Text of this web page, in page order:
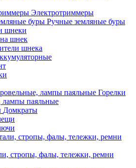
Электротриммеры
Ручные земляные буры
шнеки
шнек
шнека
Горелки
лампы паяльные
Домкраты
стропы, фалы, тележки, ремни